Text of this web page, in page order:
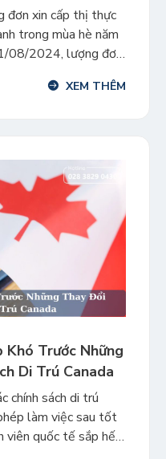
đơn xin cấp thị thực
trong mùa hè năm
08/2024, lượng đơn
trong giai đoạn từ
XEM THÊM
Khó Trước Những
Di Trú Canada
chính sách di trú
làm việc sau tốt
viên quốc tế sắp hết